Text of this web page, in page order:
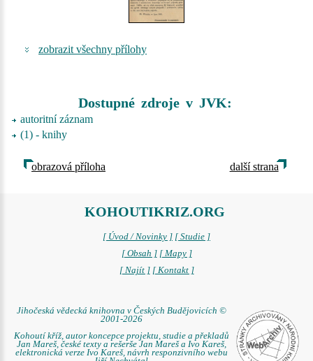
zobrazit všechny přílohy
Dostupné zdroje v JVK:
autoritní záznam
(1) - knihy
obrazová příloha další strana
KOHOUTIKRIZ.ORG
[ Úvod / Novinky ] [ Studie ]
[ Obsah ] [ Mapy ]
[ Najít ] [ Kontakt ]
Jihočeská vědecká knihovna v Českých Budějovicích ©
2001-2026
Kohoutí kříž, autor koncepce projektu, studie a překladů
Jan Mareš, české texty a rešerše Jan Mareš a Ivo Kareš,
elektronická verze Ivo Kareš, návrh responzivního webu